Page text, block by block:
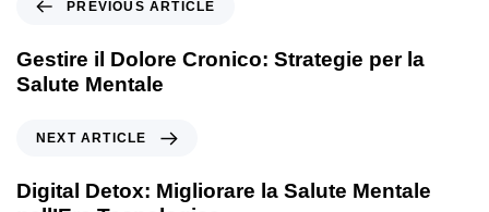
PREVIOUS ARTICLE
Gestire il Dolore Cronico: Strategie per la
Salute Mentale
NEXT ARTICLE
Digital Detox: Migliorare la Salute Mentale